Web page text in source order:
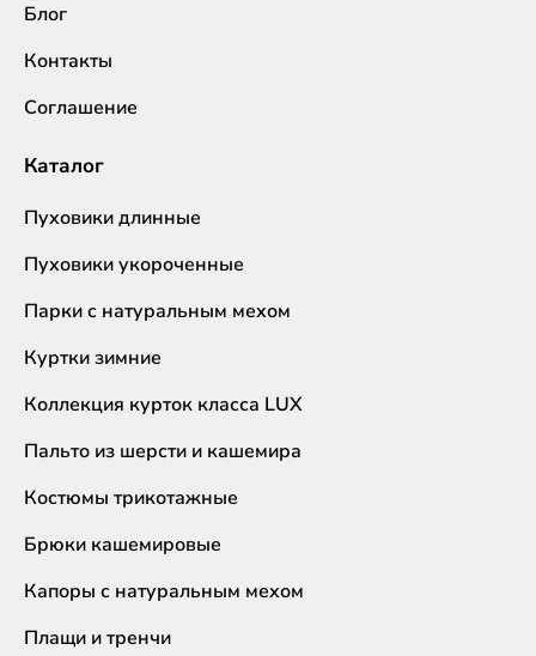
Блог
Контакты
Соглашение
Каталог
Пуховики длинные
Пуховики укороченные
Парки с натуральным мехом
Куртки зимние
Коллекция курток класса LUX
Пальто из шерсти и кашемира
Костюмы трикотажные
Брюки кашемировые
Капоры с натуральным мехом
Плащи и тренчи